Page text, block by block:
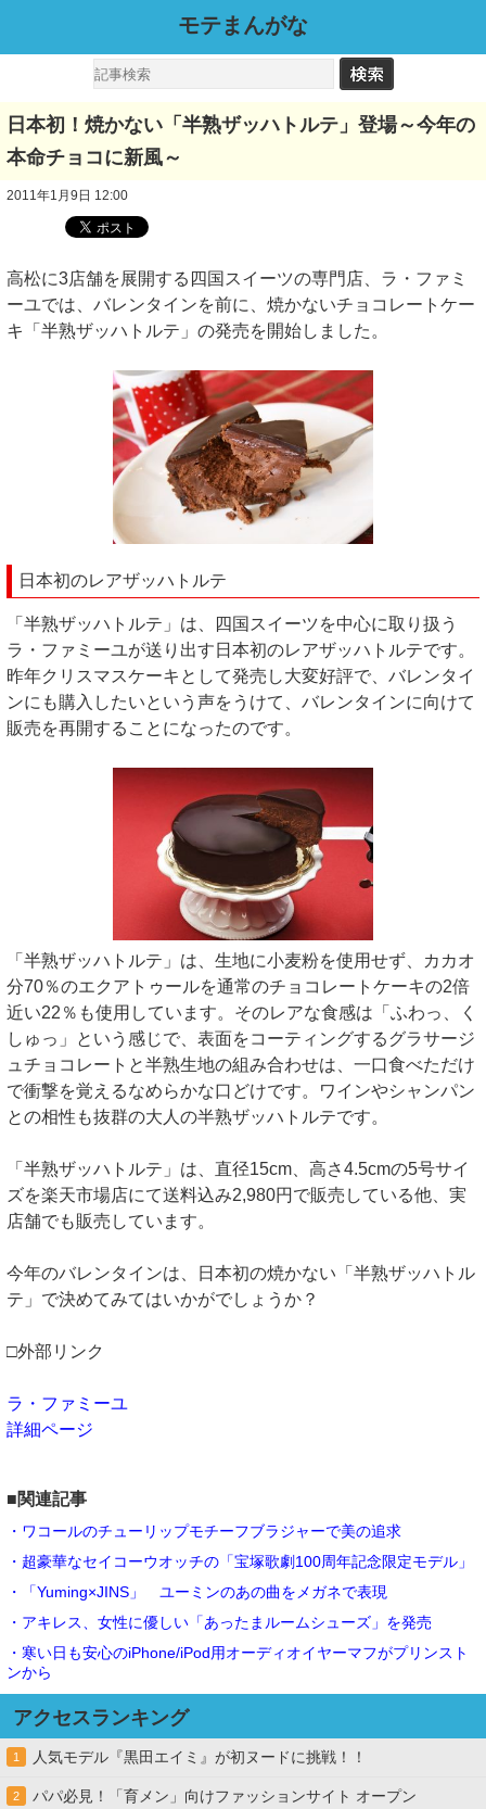
モテまんがな
日本初！焼かない「半熟ザッハトルテ」登場～今年の
本命チョコに新風～
2011年1月9日 12:00
高松に3店舗を展開する四国スイーツの専門店、ラ・ファミ
ーユでは、バレンタインを前に、焼かないチョコレートケー
キ「半熟ザッハトルテ」の発売を開始しました。
日本初のレアザッハトルテ
「半熟ザッハトルテ」は、四国スイーツを中心に取り扱う
ラ・ファミーユが送り出す日本初のレアザッハトルテです。
昨年クリスマスケーキとして発売し大変好評で、バレンタイ
ンにも購入したいという声をうけて、バレンタインに向けて
販売を再開することになったのです。
「半熟ザッハトルテ」は、生地に小麦粉を使用せず、カカオ
分70％のエクアトゥールを通常のチョコレートケーキの2倍
近い22％も使用しています。そのレアな食感は「ふわっ、く
しゅっ」という感じで、表面をコーティングするグラサージ
ュチョコレートと半熟生地の組み合わせは、一口食べただけ
で衝撃を覚えるなめらかな口どけです。ワインやシャンパン
との相性も抜群の大人の半熟ザッハトルテです。
「半熟ザッハトルテ」は、直径15cm、高さ4.5cmの5号サイ
ズを楽天市場店にて送料込み2,980円で販売している他、実
店舗でも販売しています。
今年のバレンタインは、日本初の焼かない「半熟ザッハトル
テ」で決めてみてはいかがでしょうか？
□外部リンク
ラ・ファミーユ
詳細ページ
■関連記事
・ワコールのチューリップモチーフブラジャーで美の追求
・超豪華なセイコーウオッチの「宝塚歌劇100周年記念限定モデル」
・「Yuming×JINS」 ユーミンのあの曲をメガネで表現
・アキレス、女性に優しい「あったまルームシューズ」を発売
・寒い日も安心のiPhone/iPod用オーディオイヤーマフがプリンスト
ンから
アクセスランキング
1 人気モデル『黒田エイミ』が初ヌードに挑戦！！
2 パパ必見！「育メン」向けファッションサイト オープン